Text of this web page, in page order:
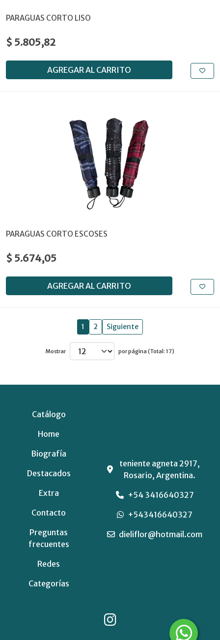
PARAGUAS CORTO LISO
$ 5.805,82
AGREGAR AL CARRITO
PARAGUAS CORTO ESCOSES
$ 5.674,05
AGREGAR AL CARRITO
1 2 Siguiente
Mostrar por página (Total: 17)
Catálogo
Home
Biografía
Destacados
Extra
Contacto
Preguntas
frecuentes
Redes
Categorías
teniente agneta 2917,
Rosario, Argentina.
+54 3416640327
+543416640327
dieliflor@hotmail.com